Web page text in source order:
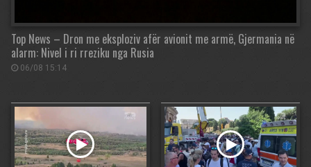
Top News – Dron me eksploziv afër avionit me armë, Gjermania në
alarm: Nivel i ri rreziku nga Rusia
06/08 15:14